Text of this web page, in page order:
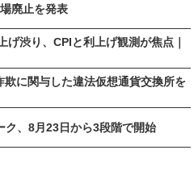
廃止を発表
げ渋り、CPIと利上げ観測が焦点｜
欺に関与した違法仮想通貨交換所を
ク、8月23日から3段階で開始